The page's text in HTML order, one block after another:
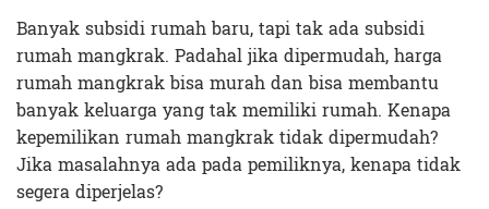
Banyak subsidi rumah baru, tapi tak ada subsidi
rumah mangkrak. Padahal jika dipermudah, harga
rumah mangkrak bisa murah dan bisa membantu
banyak keluarga yang tak memiliki rumah. Kenapa
kepemilikan rumah mangkrak tidak dipermudah?
Jika masalahnya ada pada pemiliknya, kenapa tidak
segera diperjelas?